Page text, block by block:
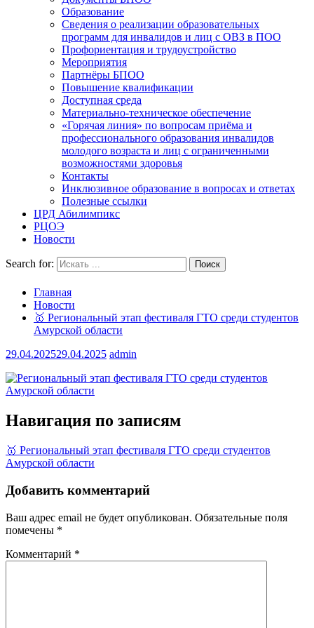
Образование
Сведения о реализации образовательных
программ для инвалидов и лиц с ОВЗ в ПОО
Профориентация и трудоустройство
Мероприятия
Партнёры БПОО
Повышение квалификации
Доступная среда
Материально-техническое обеспечение
«Горячая линия» по вопросам приёма и
профессионального образования инвалидов
молодого возраста и лиц с ограниченными
возможностями здоровья
Контакты
Инклюзивное образование в вопросах и ответах
Полезные ссылки
ЦРД Абилимпикс
РЦОЭ
Новости
Search for:
Главная
Новости
🥇 Региональный этап фестиваля ГТО среди студентов
Амурской области
29.04.202529.04.2025 admin
Навигация по записям
🥇 Региональный этап фестиваля ГТО среди студентов
Амурской области
Добавить комментарий
Ваш адрес email не будет опубликован. Обязательные поля
помечены *
Комментарий *